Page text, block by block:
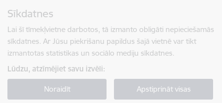
Sīkdatnes
Lai šī tīmekļvietne darbotos, tā izmanto obligāti nepieciešamās
sīkdatnes. Ar Jūsu piekrišanu papildus šajā vietnē var tikt
izmantotas statistikas un sociālo mediju sīkdatnes.
Lūdzu, atzīmējiet savu izvēli:
Noraidīt Apstiprināt visas